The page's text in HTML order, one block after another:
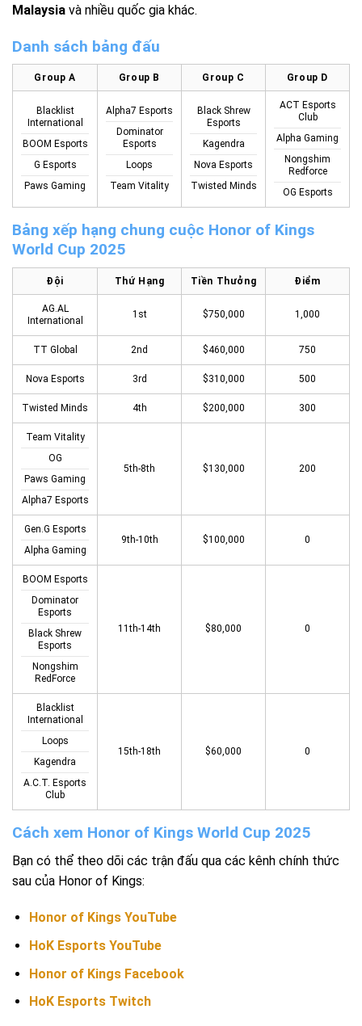
Malaysia và nhiều quốc gia khác.
Danh sách bảng đấu
Group A Group B Group C Group D
Blacklist
International
BOOM Esports
G Esports
Paws Gaming
Alpha7 Esports
Dominator
Esports
Loops
Team Vitality
Black Shrew
Esports
Kagendra
Nova Esports
Twisted Minds
ACT Esports
Club
Alpha Gaming
Nongshim
Redforce
OG Esports
Bảng xếp hạng chung cuộc Honor of Kings
World Cup 2025
Đội Thứ Hạng Tiền Thưởng Điểm
AG.AL
International
1st $750,000 1,000
TT Global 2nd $460,000 750
Nova Esports 3rd $310,000 500
Twisted Minds 4th $200,000 300
Team Vitality
OG
Paws Gaming
Alpha7 Esports
5th-8th $130,000 200
Gen.G Esports
Alpha Gaming
9th-10th $100,000 0
BOOM Esports
Dominator
Esports
Black Shrew
Esports
Nongshim
RedForce
11th-14th $80,000 0
Blacklist
International
Loops
Kagendra
A.C.T. Esports
Club
15th-18th $60,000 0
Cách xem Honor of Kings World Cup 2025
Bạn có thể theo dõi các trận đấu qua các kênh chính thức
sau của Honor of Kings:
Honor of Kings YouTube
HoK Esports YouTube
Honor of Kings Facebook
HoK Esports Twitch